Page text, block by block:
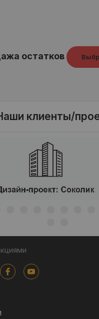
остатков
клиенты/